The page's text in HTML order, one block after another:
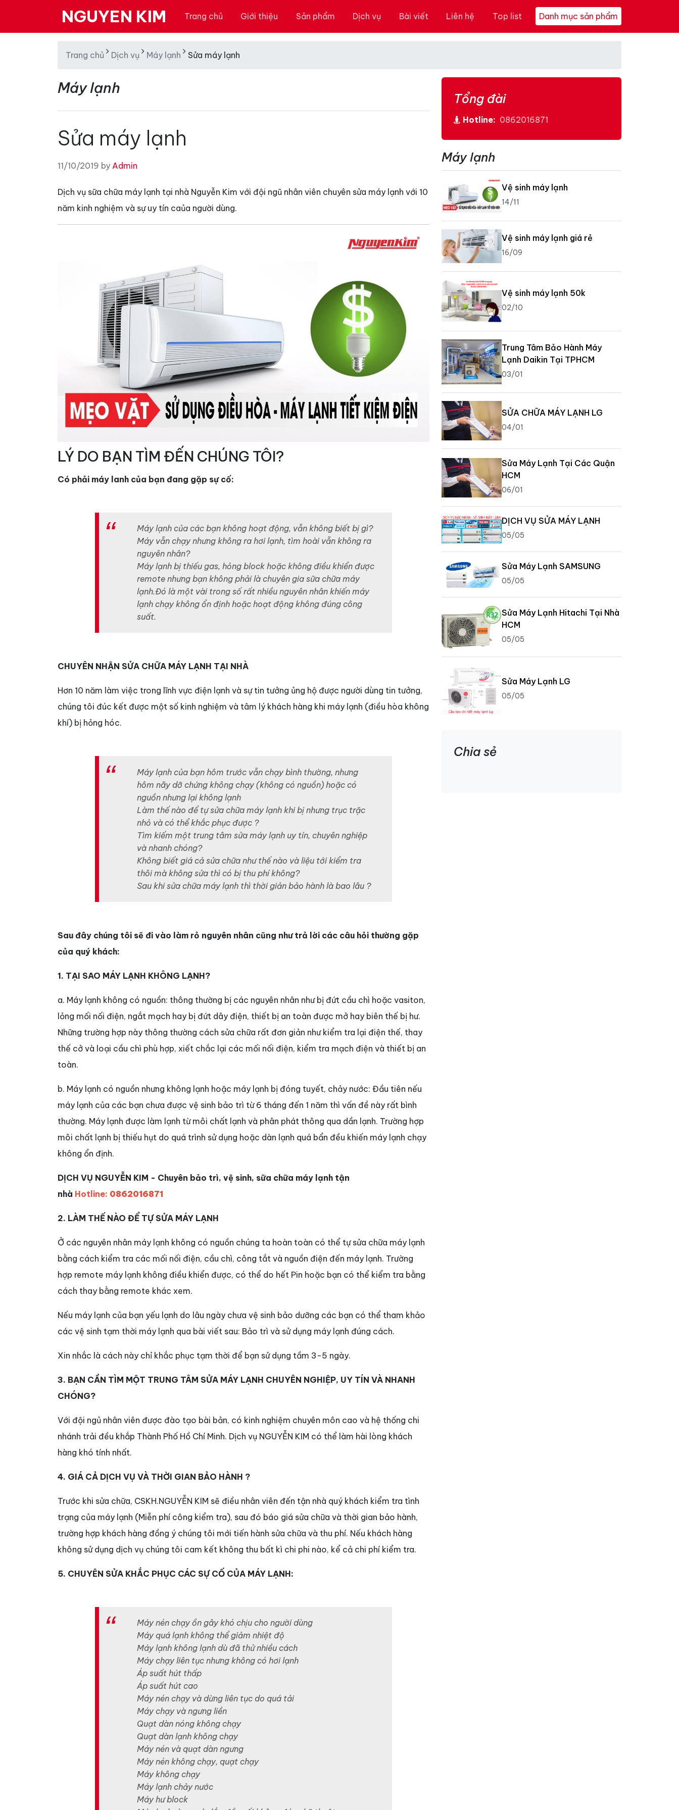
NGUYEN KIM Trang chủ Giới thiệu Sản phẩm Dịch vụ Bài viết Liên hệ Top list Danh mục sản phẩm
Trang chủ Dịch vụ Máy lạnh Sửa máy lạnh
Máy lạnh
Sửa máy lạnh
11/10/2019 by Admin
Dịch vụ sữa chữa máy lạnh tại nhà Nguyễn Kim với đội ngũ nhân viên chuyên sửa máy lạnh với 10
năm kinh nghiệm và sự uy tín caủa người dùng.
LÝ DO BẠN TÌM ĐẾN CHÚNG TÔI?
Có phải máy lanh của bạn đang gặp sự cố:
Máy lạnh của các bạn không hoạt động, vẫn không biết bị gì?
Máy vẫn chạy nhưng không ra hơi lạnh, tìm hoài vẫn không ra
nguyên nhân?
Máy lạnh bị thiếu gas, hỏng block hoặc không điều khiển được
remote nhưng bạn không phải là chuyên gia sữa chữa máy
lạnh.Đó là một vài trong số rất nhiều nguyên nhân khiến máy
lạnh chạy không ổn định hoặc hoạt động không đúng công
suất.
CHUYÊN NHẬN SỬA CHỮA MÁY LẠNH TẠI NHÀ
Hơn 10 năm làm việc trong lĩnh vực điện lạnh và sự tin tưởng ủng hộ được người dùng tin tưởng,
chúng tôi đúc kết được một số kinh nghiệm và tâm lý khách hàng khi máy lạnh (điều hòa không
khí) bị hỏng hóc.
Máy lạnh của bạn hôm trước vẫn chạy bình thường, nhưng
hôm nãy dỡ chứng không chạy (không có nguồn) hoặc có
nguồn nhưng lại không lạnh
Làm thế nào để tự sửa chữa máy lạnh khi bị nhưng trục trặc
nhỏ và có thể khắc phục được ?
Tìm kiếm một trung tâm sửa máy lạnh uy tín, chuyên nghiệp
và nhanh chóng?
Không biết giá cả sửa chữa như thế nào và liệu tới kiểm tra
thôi mà không sửa thì có bị thu phí không?
Sau khi sửa chữa máy lạnh thì thời giản bảo hành là bao lâu ?
Sau đây chúng tôi sẽ đi vào làm rỏ nguyên nhân cũng như trả lời các câu hỏi thường gặp
của quý khách:
1. TẠI SAO MÁY LẠNH KHÔNG LẠNH?
a. Máy lạnh không có nguồn: thông thường bị các nguyên nhân như bị đứt cầu chì hoặc vasiton,
lỏng mối nối điện, ngắt mạch hay bị đứt dây điện, thiết bị an toàn được mở hay biên thế bị hư.
Những trường hợp này thông thường cách sửa chữa rất đơn giản như kiểm tra lại điện thế, thay
thế cở và loại cầu chì phù hợp, xiết chắc lại các mối nối điện, kiểm tra mạch điện và thiết bị an
toàn.
b. Máy lạnh có nguồn nhưng không lạnh hoặc máy lạnh bị đóng tuyết, chảy nước: Đầu tiên nếu
máy lạnh của các bạn chưa được vệ sinh bảo trì từ 6 tháng đến 1 năm thì vấn đề này rất bình
thường. Máy lạnh được làm lạnh từ môi chất lạnh và phân phát thông qua dần lạnh. Trường hợp
môi chất lạnh bị thiếu hụt do quá trình sử dụng hoặc dàn lạnh quá bẩn đều khiến máy lạnh chạy
không ổn định.
DỊCH VỤ NGUYỄN KIM - Chuyên bảo trì, vệ sinh, sữa chữa máy lạnh tận
nhà Hotline: 0862016871
2. LÀM THẾ NÀO ĐỂ TỰ SỬA MÁY LẠNH
Ở các nguyên nhân máy lạnh không có nguồn chúng ta hoàn toàn có thể tự sửa chữa máy lạnh
bằng cách kiểm tra các mối nối điện, cầu chì, công tắt và nguồn điện đến máy lạnh. Trường
hợp remote máy lạnh không điều khiển được, có thể do hết Pin hoặc bạn có thể kiểm tra bằng
cách thay bằng remote khác xem.
Nếu máy lạnh của bạn yếu lạnh do lâu ngày chưa vệ sinh bảo dưỡng các bạn có thể tham khảo
các vệ sinh tạm thời máy lạnh qua bài viết sau: Bảo trì và sử dụng máy lạnh đúng cách.
Xin nhắc là cách này chỉ khắc phục tạm thời để bạn sử dụng tầm 3-5 ngày.
3. BẠN CẦN TÌM MỘT TRUNG TÂM SỬA MÁY LẠNH CHUYÊN NGHIỆP, UY TÍN VÀ NHANH
CHÓNG?
Với đội ngủ nhân viên được đào tạo bài bản, có kinh nghiệm chuyên môn cao và hệ thống chi
nhánh trải đều khắp Thành Phố Hồ Chí Minh. Dịch vụ NGUYỄN KIM có thể làm hài lòng khách
hàng khó tính nhất.
4. GIÁ CẢ DỊCH VỤ VÀ THỜI GIAN BẢO HÀNH ?
Trước khi sửa chữa, CSKH.NGUYỄN KIM sẽ điều nhân viên đến tận nhà quý khách kiểm tra tình
trạng của máy lạnh (Miễn phí công kiểm tra), sau đó báo giá sửa chữa và thời gian bảo hành,
trường hợp khách hàng đồng ý chúng tôi mới tiến hành sửa chữa và thu phí. Nếu khách hàng
không sử dụng dịch vụ chúng tôi cam kết không thu bất kì chi phi nào, kể cả chi phí kiểm tra.
5. CHUYÊN SỬA KHẮC PHỤC CÁC SỰ CỐ CỦA MÁY LẠNH:
Máy nén chạy ồn gây khó chịu cho người dùng
Máy quá lạnh không thể giảm nhiệt độ
Máy lạnh không lạnh dù đã thử nhiều cách
Máy chạy liên tục nhưng không có hơi lạnh
Áp suất hút thấp
Áp suất hút cao
Máy nén chạy và dừng liên tục do quá tải
Máy chạy và ngưng liền
Quạt dàn nóng không chạy
Quạt dàn lạnh không chạy
Máy nén và quạt dàn ngưng
Máy nén không chạy, quạt chạy
Máy không chạy
Máy lạnh chảy nước
Máy hư block
Tổng đài
Hotline: 0862016871
Máy lạnh
Vệ sinh máy lạnh
14/11
Vệ sinh máy lạnh giá rẻ
16/09
Vệ sinh máy lạnh 50k
02/10
Trung Tâm Bảo Hành Máy
Lạnh Daikin Tại TPHCM
03/01
SỬA CHỮA MÁY LẠNH LG
04/01
Sửa Máy Lạnh Tại Các Quận
HCM
06/01
DỊCH VỤ SỬA MÁY LẠNH
05/05
Sửa Máy Lạnh SAMSUNG
05/05
Sửa Máy Lạnh Hitachi Tại Nhà
HCM
05/05
Sửa Máy Lạnh LG
05/05
Chia sẻ